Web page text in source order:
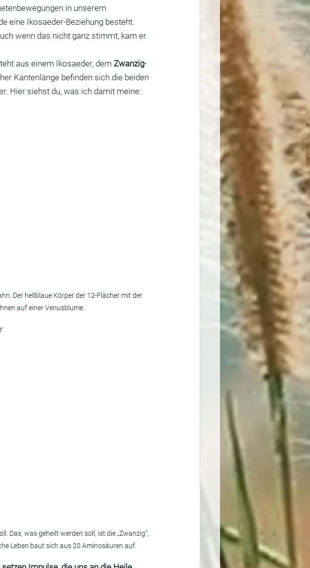
in unserem
eine Ikosaeder-Beziehung besteht.
wenn das nicht ganz stimmt, kam er
aus einem Ikosaeder, dem Zwanzig-
Kantenlänge befinden sich die beiden
Hier siehst du, was ich damit meine:
Der hellblaue Körper der 12-Flächer mit der
auf einer Venusblume.
Das, was geheilt werden soll, ist die „Zwanzig“,
Leben baut sich aus 20 Aminosäuren auf.